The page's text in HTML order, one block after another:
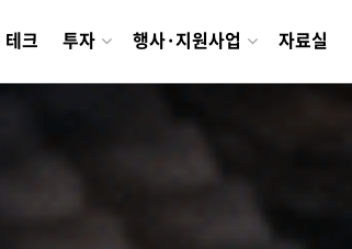
테크 투자 행사·지원사업 자료실